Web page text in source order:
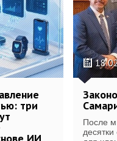
три
После